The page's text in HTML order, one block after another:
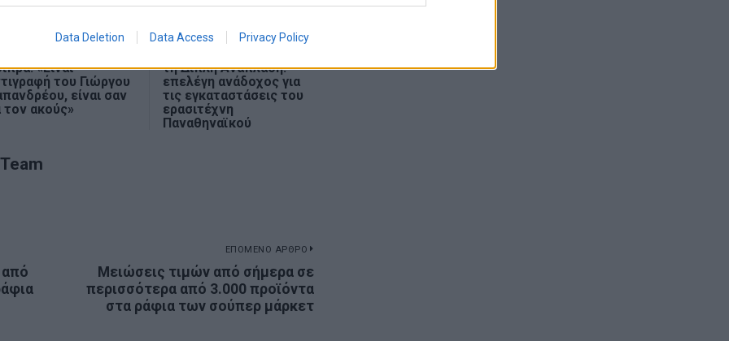
Data Deletion Data Access Privacy Policy
«Είναι
του Γιώργου
είναι σαν
τον ακούς»
τη Διπλή Ανάπλαση:
επελέγη ανάδοχος για
τις εγκαταστάσεις του
ερασιτέχνη
Παναθηναϊκού
από
ΕΠΟΜΕΝΟ ΑΡΘΡΟ
Next
post:
Μειώσεις τιμών από σήμερα σε
περισσότερα από 3.000 προϊόντα
στα ράφια των σούπερ μάρκετ